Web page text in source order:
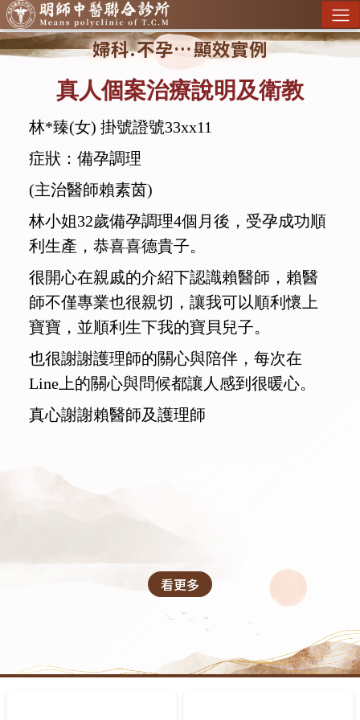
婦科.不孕…顯效實例
真人個案治療說明及衛教
林*臻(女) 掛號證號33xx11
症狀：備孕調理
(主治醫師賴素茵)
林小姐32歲備孕調理4個月後，受孕成功順
利生產，恭喜喜德貴子。
很開心在親戚的介紹下認識賴醫師，賴醫
師不僅專業也很親切，讓我可以順利懷上
寶寶，並順利生下我的寶貝兒子。
也很謝謝護理師的關心與陪伴，每次在
Line上的關心與問候都讓人感到很暖心。
真心謝謝賴醫師及護理師
看更多